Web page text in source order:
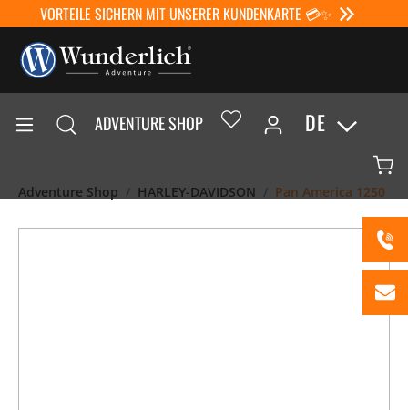
VORTEILE SICHERN MIT UNSERER KUNDENKARTE 💳✨
ADVENTURE SHOP DE
Adventure Shop HARLEY-DAVIDSON Pan America 1250